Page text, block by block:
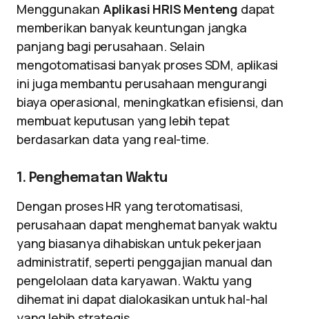
Menggunakan Aplikasi HRIS Menteng dapat
memberikan banyak keuntungan jangka
panjang bagi perusahaan. Selain
mengotomatisasi banyak proses SDM, aplikasi
ini juga membantu perusahaan mengurangi
biaya operasional, meningkatkan efisiensi, dan
membuat keputusan yang lebih tepat
berdasarkan data yang real-time.
1. Penghematan Waktu
Dengan proses HR yang terotomatisasi,
perusahaan dapat menghemat banyak waktu
yang biasanya dihabiskan untuk pekerjaan
administratif, seperti penggajian manual dan
pengelolaan data karyawan. Waktu yang
dihemat ini dapat dialokasikan untuk hal-hal